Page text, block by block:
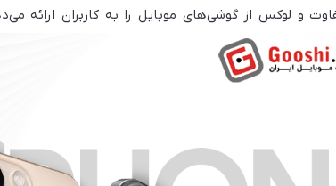
و لوکس از گوشی‌های موبایل را به کاربران ارائه
اختصاصی، انتخاب اول بسیاری از کاربران حرفه‌ای و